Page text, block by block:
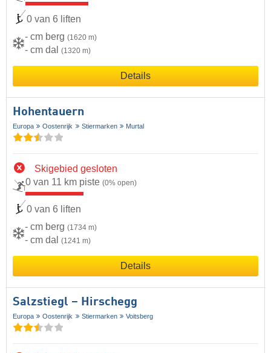
0 van 6 liften
- cm berg (1620 m)
- cm dal (1320 m)
Details
Hohentauern
Europa Oostenrijk Stiermarken Murtal
Skigebied gesloten
0 van 11 km piste (0% open)
0 van 6 liften
- cm berg (1734 m)
- cm dal (1241 m)
Details
Salzstiegl – Hirschegg
Europa Oostenrijk Stiermarken Voitsberg